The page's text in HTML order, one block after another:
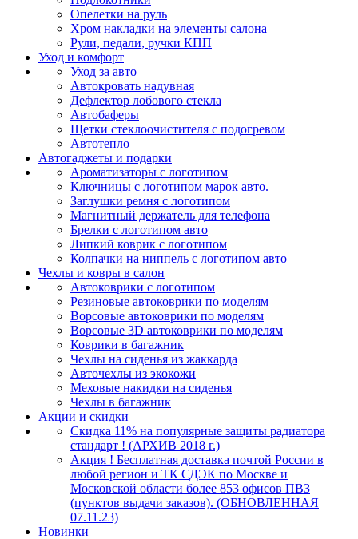
Опелетки на руль
Хром накладки на элементы салона
Рули, педали, ручки КПП
Уход и комфорт
Уход за авто
Автокровать надувная
Дефлектор лобового стекла
Автобаферы
Щетки стеклоочистителя с подогревом
Автотепло
Автогаджеты и подарки
Ароматизаторы с логотипом
Ключницы с логотипом марок авто.
Заглушки ремня с логотипом
Магнитный держатель для телефона
Брелки с логотипом авто
Липкий коврик c логотипом
Колпачки на ниппель с логотипом авто
Чехлы и ковры в салон
Автоковрики с логотипом
Резиновые автоковрики по моделям
Ворсовые автоковрики по моделям
Ворсовые 3D автоковрики по моделям
Коврики в багажник
Чехлы на сиденья из жаккарда
Авточехлы из экокожи
Меховые накидки на сиденья
Чехлы в багажник
Акции и скидки
Скидка 11% на популярные защиты радиатора
стандарт ! (АРХИВ 2018 г.)
Акция ! Бесплатная доставка почтой России в
любой регион и ТК СДЭК по Москве и
Московской области более 853 офисов ПВЗ
(пунктов выдачи заказов). (ОБНОВЛЕННАЯ
07.11.23)
Новинки